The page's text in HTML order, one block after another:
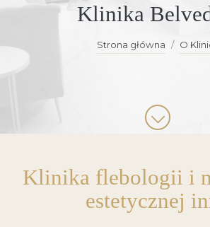
Klinika
Strona główna O
Klinika flebologii i
estetycznej